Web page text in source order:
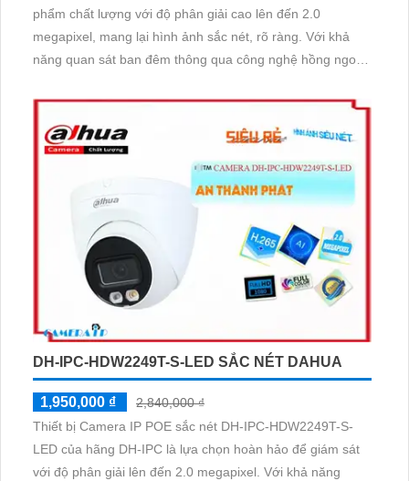
phẩm chất lượng với độ phân giải cao lên đến 2.0
megapixel, mang lại hình ảnh sắc nét, rõ ràng. Với khả
năng quan sát ban đêm thông qua công nghệ hồng ngoại
dụng công nghệ IP POE tiên tiến, giúp truyền tải tín hiệu
mạng một cách ổn định và không giảm chất lượng
DH-IPC-HDW2249T-S-LED SẮC NÉT DAHUA
1,950,000 ₫
2,840,000 ₫
Thiết bị Camera IP POE sắc nét DH-IPC-HDW2249T-S-
LED của hãng DH-IPC là lựa chọn hoàn hảo để giám sát
với độ phân giải lên đến 2.0 megapixel. Với khả năng